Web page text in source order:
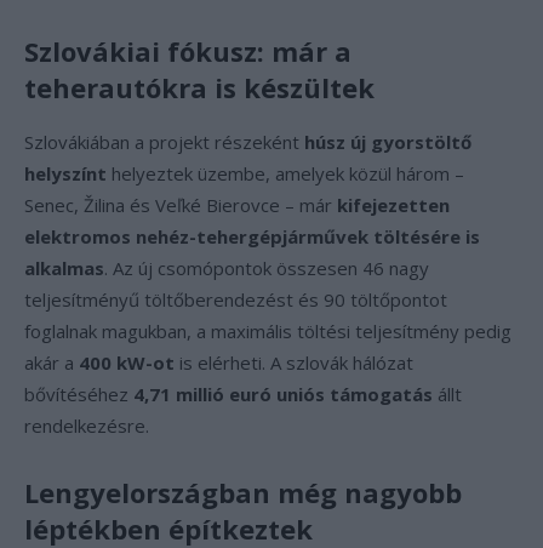
Szlovákiai fókusz: már a
teherautókra is készültek
Szlovákiában a projekt részeként húsz új gyorstöltő
helyszínt helyeztek üzembe, amelyek közül három –
Senec, Žilina és Veľké Bierovce – már kifejezetten
elektromos nehéz-tehergépjárművek töltésére is
alkalmas. Az új csomópontok összesen 46 nagy
teljesítményű töltőberendezést és 90 töltőpontot
foglalnak magukban, a maximális töltési teljesítmény pedig
akár a 400 kW-ot is elérheti. A szlovák hálózat
bővítéséhez 4,71 millió euró uniós támogatás állt
rendelkezésre.
Lengyelországban még nagyobb
léptékben építkeztek